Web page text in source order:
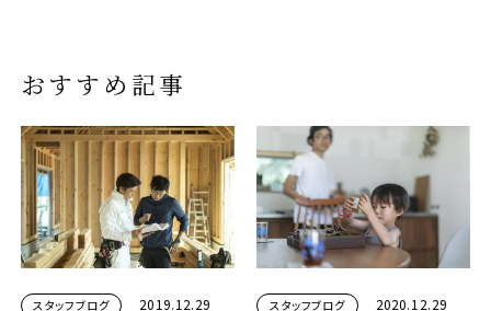
おすすめ記事
スタッフブログ 2019.12.29 スタッフブログ 2020.12.29